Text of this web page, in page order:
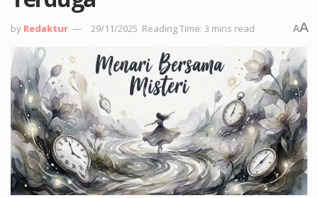
by Redaktur 29/11/2025 Reading Time: 3 mins read AA